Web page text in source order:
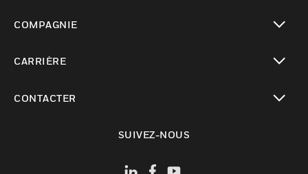
COMPAGNIE
CARRIÈRE
CONTACTER
SUIVEZ-NOUS